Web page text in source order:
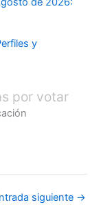
y
por votar
siguiente →